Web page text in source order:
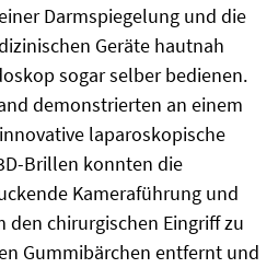
Darmspiegelung und die
Geräte hautnah
sogar selber bedienen.
demonstrierten an einem
laparoskopische
Brillen konnten die
Kameraführung und
den chirurgischen Eingriff zu
Gummibärchen entfernt und